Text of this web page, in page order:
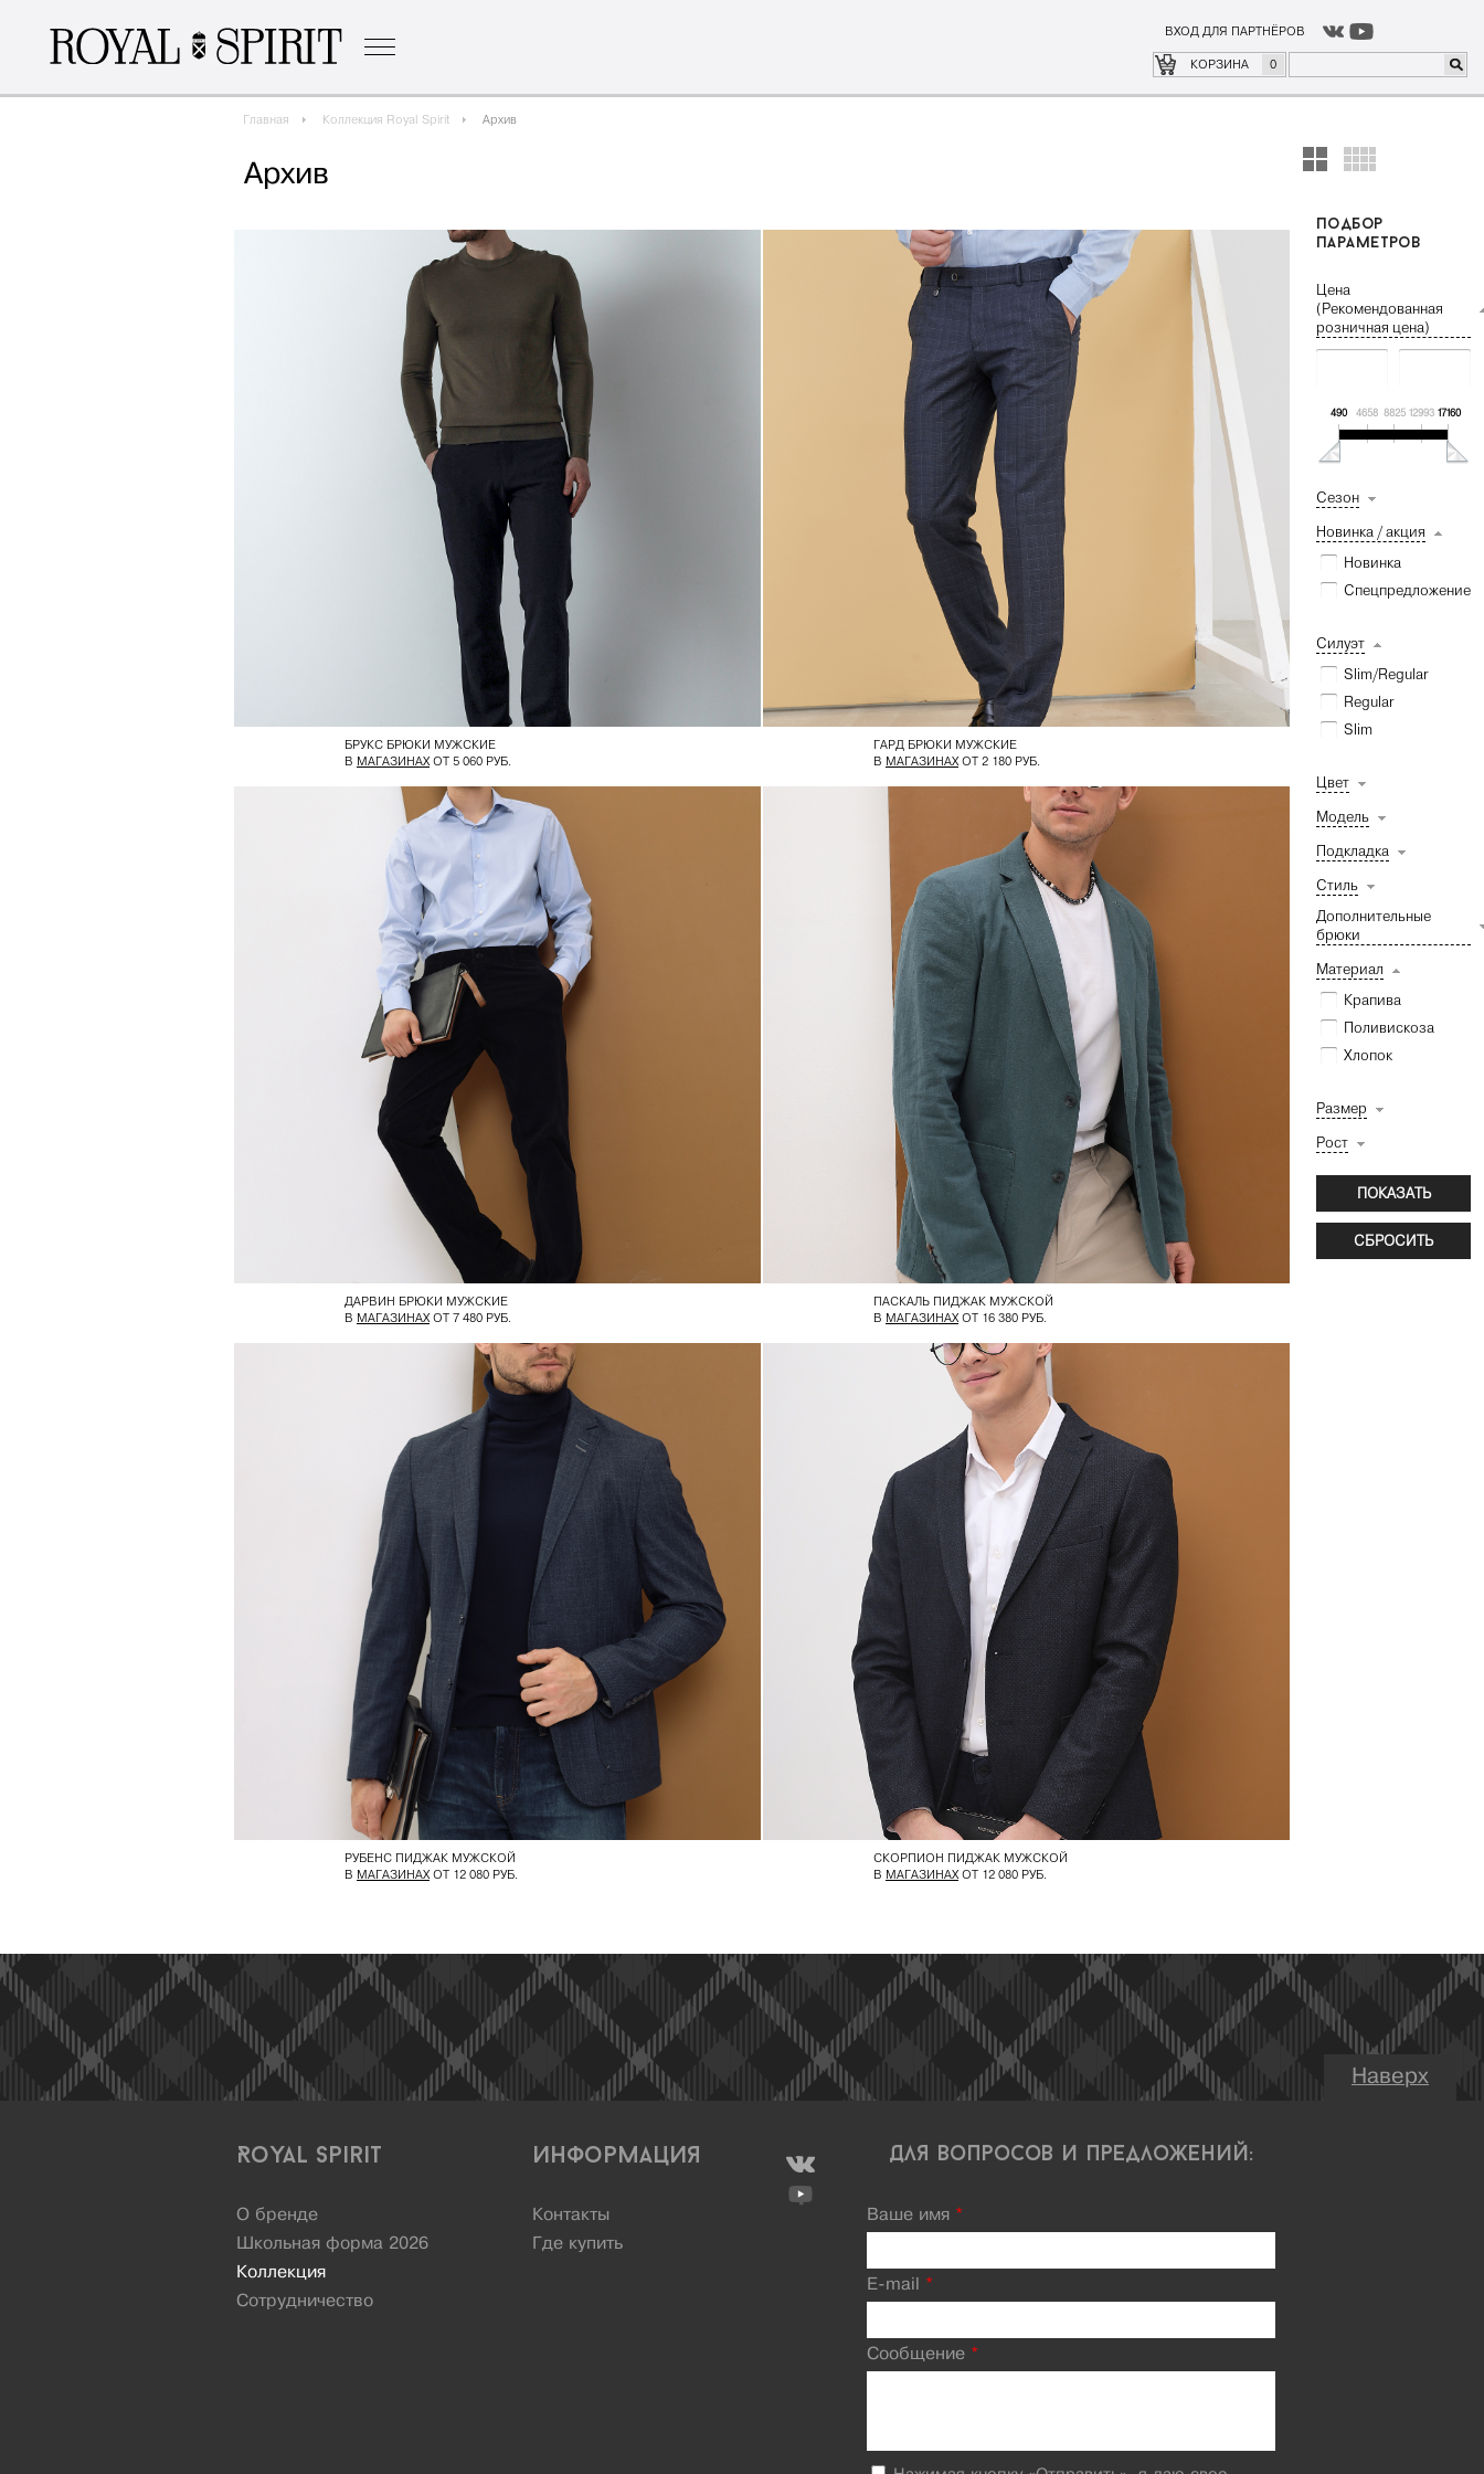
ВХОД ДЛЯ ПАРТНЁРОВ
КОРЗИНА 0
о бренде
Главная Коллекция Royal Spirit Архив
подбор
параметров
Цена
(Рекомендованная
розничная цена)
490 4658 8825 12993 17160
Сезон
Новинка / акция
Новинка
Спецпредложение
Силуэт
Slim/Regular
Regular
Slim
Цвет
Модель
Подкладка
Стиль
Дополнительные
брюки
Материал
Крапива
Поливискоза
Хлопок
Размер
Рост
Архив
БРУКС БРЮКИ МУЖСКИЕ
В МАГАЗИНАХОТ 5 060 РУБ.
ГАРД БРЮКИ МУЖСКИЕ
В МАГАЗИНАХОТ 2 180 РУБ.
ДАРВИН БРЮКИ МУЖСКИЕ
В МАГАЗИНАХОТ 7 480 РУБ.
ПАСКАЛЬ ПИДЖАК МУЖСКОЙ
В МАГАЗИНАХОТ 16 380 РУБ.
РУБЕНС ПИДЖАК МУЖСКОЙ
В МАГАЗИНАХОТ 12 080 РУБ.
СКОРПИОН ПИДЖАК МУЖСКОЙ
В МАГАЗИНАХОТ 12 080 РУБ.
Наверх
Royal Spirit
О бренде
Школьная форма 2026
Коллекция
Сотрудничество
Информация
Контакты
Где купить
Для вопросов и предложений:
Ваше имя *
E-mail *
Сообщение *